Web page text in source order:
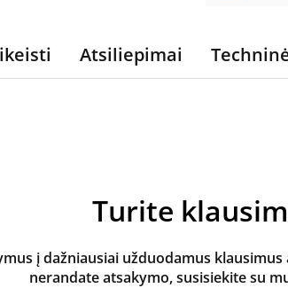
Atsiliepimai
Turite
į dažniausiai užduodamus
nerandate atsakymo, susisiekite su